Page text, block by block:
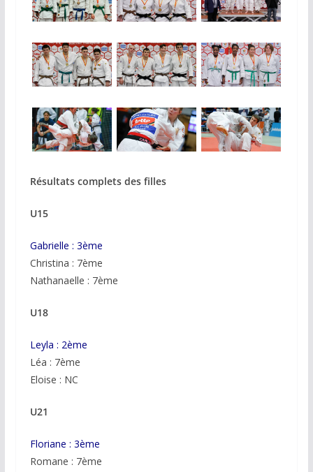
Résultats complets des filles
U15
Gabrielle : 3ème
Christina : 7ème
Nathanaelle : 7ème
U18
Leyla : 2ème
Léa : 7ème
Eloise : NC
U21
Floriane : 3ème
Romane : 7ème